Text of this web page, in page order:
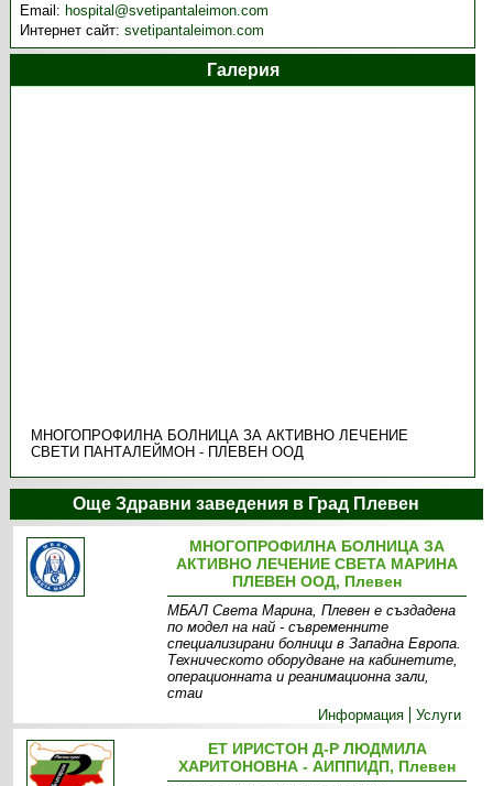
Email: hospital@svetipantaleimon.com
Интернет сайт:svetipantaleimon.com
Галерия
МНОГОПРОФИЛНА БОЛНИЦА ЗА АКТИВНО ЛЕЧЕНИЕ
СВЕТИ ПАНТАЛЕЙМОН - ПЛЕВЕН ООД
Още Здравни заведения в Град Плевен
МНОГОПРОФИЛНА БОЛНИЦА ЗА
АКТИВНО ЛЕЧЕНИЕ СВЕТА МАРИНА
ПЛЕВЕН ООД, Плевен
МБАЛ Света Марина, Плевен е създадена
по модел на най - съвременните
специализирани болници в Западна Европа.
Техническото оборудване на кабинетите,
операционната и реанимационна зали,
стаи
Информация
Услуги
ЕТ ИРИСТОН Д-Р ЛЮДМИЛА
ХАРИТОНОВНА - АИППИДП, Плевен